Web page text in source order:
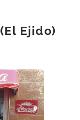
Ejido)